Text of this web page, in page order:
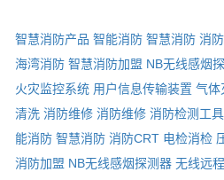
智慧消防产品 智能消防 智慧消防 消
海湾消防 智慧消防加盟 NB无线感烟
火灾监控系统 用户信息传输装置 气体
清洗 消防维修 消防维修 消防检测工具
能消防 智慧消防 消防CRT 电检消检
消防加盟 NB无线感烟探测器 无线远